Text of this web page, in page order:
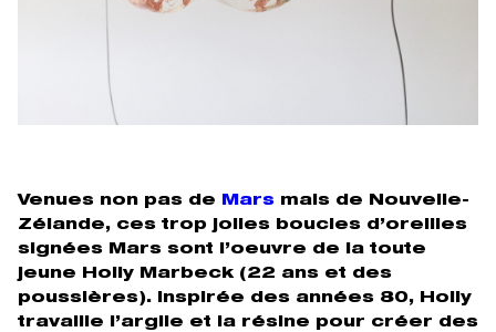
Venues non pas de Mars mais de Nouvelle-
Zélande, ces trop jolies boucles d’oreilles
signées Mars sont l’oeuvre de la toute
jeune Holly Marbeck (22 ans et des
poussières). Inspirée des années 80, Holly
travaille l’argile et la résine pour créer des